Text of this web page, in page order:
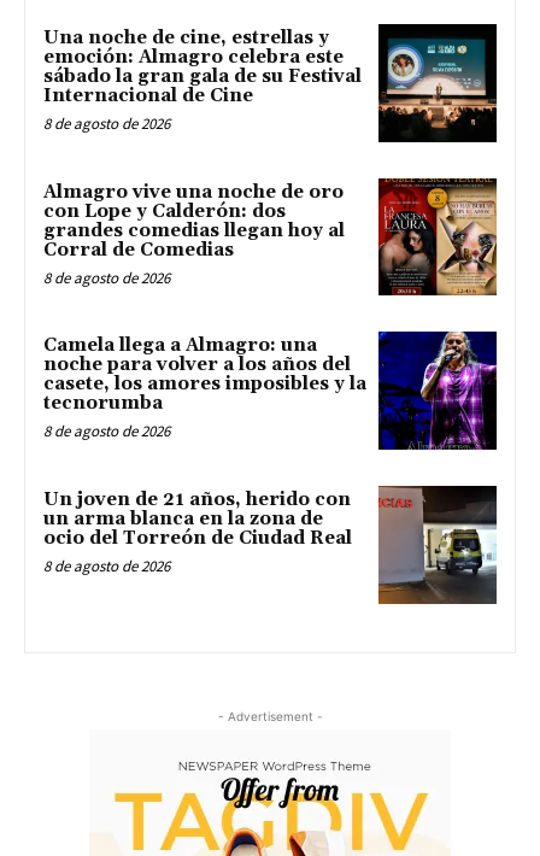
Una noche de cine, estrellas y
emoción: Almagro celebra este
sábado la gran gala de su Festival
Internacional de Cine
8 de agosto de 2026
Almagro vive una noche de oro
con Lope y Calderón: dos
grandes comedias llegan hoy al
Corral de Comedias
8 de agosto de 2026
Camela llega a Almagro: una
noche para volver a los años del
casete, los amores imposibles y la
tecnorumba
8 de agosto de 2026
Un joven de 21 años, herido con
un arma blanca en la zona de
ocio del Torreón de Ciudad Real
8 de agosto de 2026
- Advertisement -